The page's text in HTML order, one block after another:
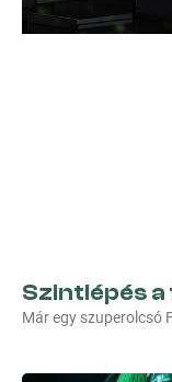
Szintlépés
Már egy szuperolcsó